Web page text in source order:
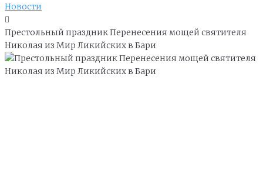
Новости
Престольный праздник Перенесения мощей святителя
Николая из Мир Ликийских в Бари